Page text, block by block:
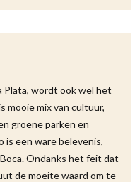
Plata, wordt ook wel het
mooie mix van cultuur,
groene parken en
is een ware belevenis,
Ondanks het feit dat
de moeite waard om te